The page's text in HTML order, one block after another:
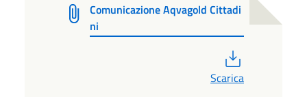
Comunicazione Aqvagold Cittadi
ni
Scarica